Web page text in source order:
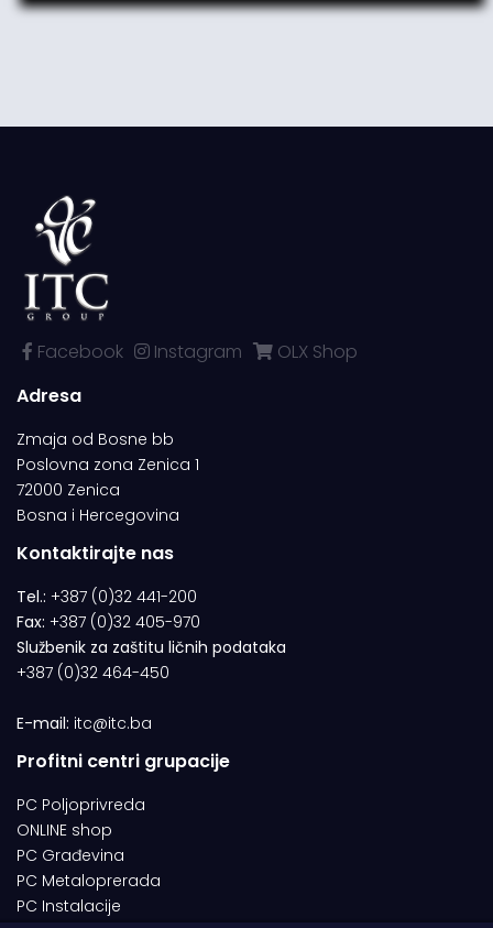
Facebook Instagram
OLX Shop
Adresa
Zmaja od Bosne bb
Poslovna zona Zenica 1
72000 Zenica
Bosna i Hercegovina
Kontaktirajte nas
Tel.: +387 (0)32 441-200
Fax: +387 (0)32 405-970
Službenik za zaštitu ličnih podataka
+387 (0)32 464-450
E-mail: itc@itc.ba
Profitni centri grupacije
PC Poljoprivreda
ONLINE shop
PC Građevina
PC Metaloprerada
PC Instalacije